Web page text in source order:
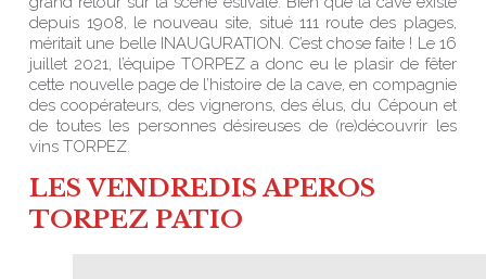
depuis 1908, le nouveau site, situé 111 route des plages,
méritait une belle INAUGURATION. C’est chose faite ! Le 16
juillet 2021, l’équipe TORPEZ a donc eu le plasir de fêter
cette nouvelle page de l’histoire de la cave, en compagnie
des coopérateurs, des vignerons, des élus, du Cépoun et
de toutes les personnes désireuses de (re)découvrir les
vins TORPEZ.
LES VENDREDIS APEROS
TORPEZ PATIO